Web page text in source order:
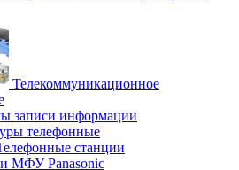
Телекоммуникационное
записи информации
телефонные
станции
МФУ Panasonic